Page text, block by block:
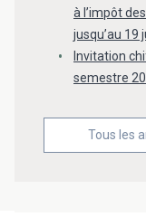
à l’impôt
jusqu’au 19
Invitation
semestre
Tous les